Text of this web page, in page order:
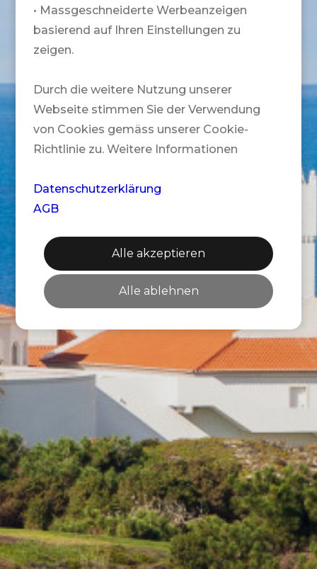
• Massgeschneiderte Werbeanzeigen
basierend auf Ihren Einstellungen zu
zeigen.
Durch die weitere Nutzung unserer
Webseite stimmen Sie der Verwendung
von Cookies gemäss unserer Cookie-
Richtlinie zu. Weitere Informationen
Datenschutzerklärung
AGB
Alle akzeptieren
Alle ablehnen